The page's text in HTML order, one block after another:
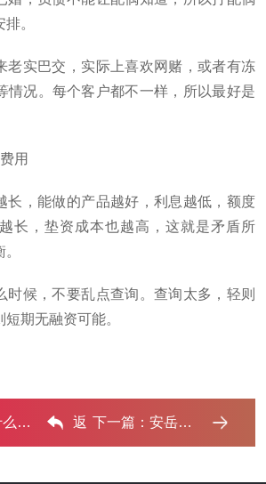
。
老实巴交，实际上喜欢网赌，或者有冻
情况。每个客户都不一样，所以最好是
用
长，能做的产品越好，利息越低，额度
长，垫资成本也越高，这就是矛盾所
时候，不要乱点查询。查询太多，轻则
期无融资可能。
优化有什么效果？ ...‌ 返 下一篇：安岳个人网贷可以债务重组吗？‌